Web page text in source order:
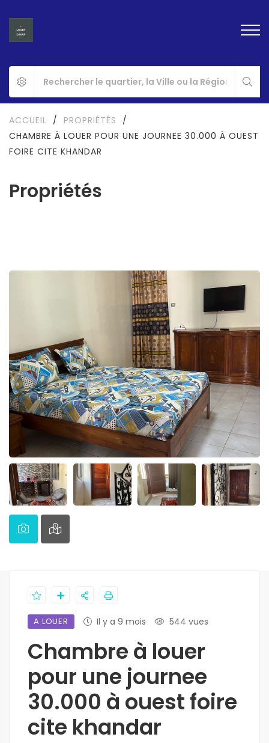
Propriétés
ACCUEIL / PROPRIÉTÉS
/
CHAMBRE À LOUER POUR UNE JOURNEE 30.000 À OUEST
FOIRE CITE KHANDAR
A LOUER Il y a 9 mois 544 vues
Chambre à louer
pour une journee
30.000 à ouest foire
cite khandar